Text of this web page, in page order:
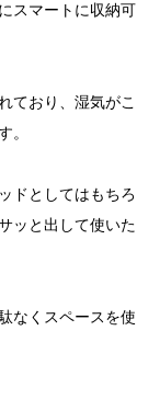
スマートに収納可
ており、湿気がこ
。
ドとしてはもちろ
ッと出して使いた
なくスペースを使